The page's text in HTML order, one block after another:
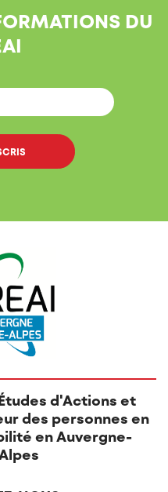
DU
d'Actions et
des personnes en
en Auvergne-